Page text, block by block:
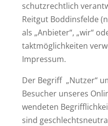
schutz­rechtlich
Reitgut Bod­dins­felde
als „Anbieter“, „wir“
takt­mög­lich­keiten
Impressum.
Der Begriff „Nutzer“
Besucher unseres
wen­deten
sind